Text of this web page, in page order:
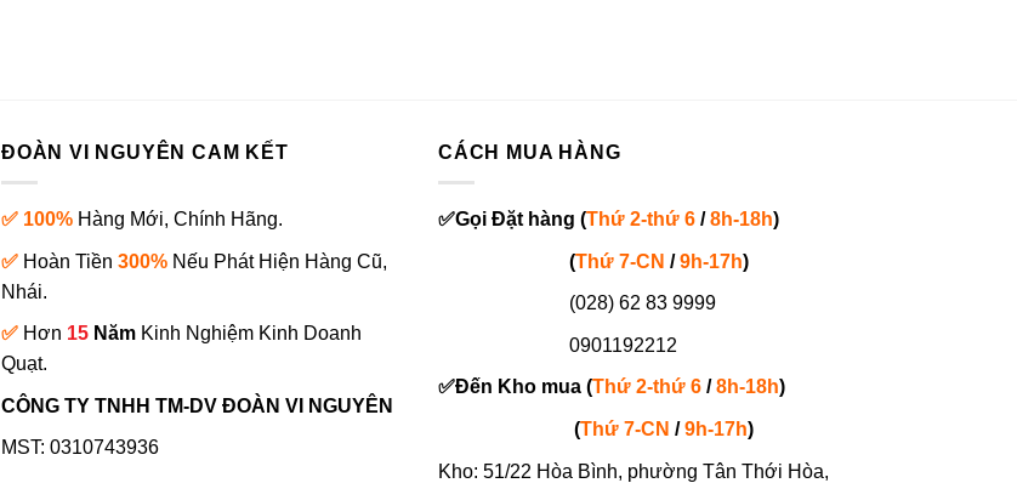
ĐOÀN VI NGUYÊN CAM KẾT
✅ 100% Hàng Mới, Chính Hãng.
✅ Hoàn Tiền 300% Nếu Phát Hiện Hàng Cũ,
Nhái.
✅ Hơn 15 Năm Kinh Nghiệm Kinh Doanh
Quạt.
CÔNG TY TNHH TM-DV ĐOÀN VI NGUYÊN
MST: 0310743936
CÁCH MUA HÀNG
✅Gọi Đặt hàng (Thứ 2-thứ 6 /8h-18h)
(Thứ 7-CN /9h-17h)
(028) 62 83 9999
0901192212
✅Đến Kho mua (Thứ 2-thứ 6 /8h-18h)
(Thứ 7-CN /9h-17h)
Kho: 51/22 Hòa Bình, phường Tân Thới Hòa,